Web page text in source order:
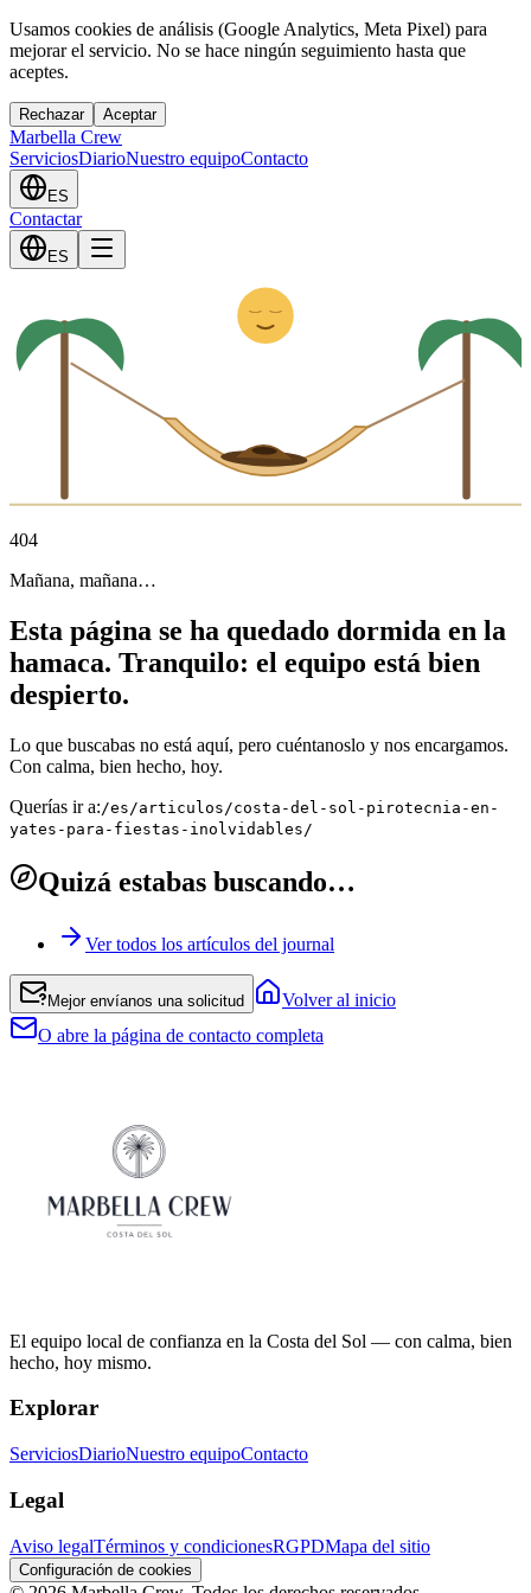
Usamos cookies de análisis (Google Analytics, Meta Pixel) para
mejorar el servicio. No se hace ningún seguimiento hasta que
aceptes.
Rechazar Aceptar
Marbella Crew
ServiciosDiarioNuestro equipoContacto
ES
Contactar
ES
404
Mañana, mañana…
Esta página se ha quedado dormida en la
hamaca. Tranquilo: el equipo está bien
despierto.
Lo que buscabas no está aquí, pero cuéntanoslo y nos encargamos.
Con calma, bien hecho, hoy.
Querías ir a: /es/articulos/costa-del-sol-pirotecnia-en-
yates-para-fiestas-inolvidables/
Quizá estabas buscando…
Ver todos los artículos del journal
Mejor envíanos una solicitud
Volver al inicio
O abre la página de contacto completa
El equipo local de confianza en la Costa del Sol — con calma, bien
hecho, hoy mismo.
Explorar
ServiciosDiarioNuestro equipoContacto
Legal
Aviso legalTérminos y condicionesRGPDMapa del sitio
Configuración de cookies